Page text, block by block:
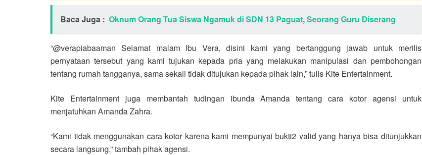
Baca Juga : Oknum Orang Tua Siswa Ngamuk di SDN 13 Paguat, Seorang Guru Diserang
“@verapiabaaman Selamat malam Ibu Vera, disini kami yang bertanggung jawab untuk merilis
pernyataan tersebut yang kami tujukan kepada pria yang melakukan manipulasi dan pembohongan
tentang rumah tangganya, sama sekali tidak ditujukan kepada pihak lain,” tulis Kite Entertainment.
Kite Entertainment juga membantah tudingan ibunda Amanda tentang cara kotor agensi untuk
menjatuhkan Amanda Zahra.
“Kami tidak menggunakan cara kotor karena kami mempunyai bukti2 valid yang hanya bisa ditunjukkan
secara langsung,” tambah pihak agensi.